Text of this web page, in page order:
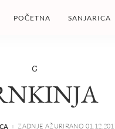
POČETNA SANJARICA
C
ZADNJE AŽURIRANO